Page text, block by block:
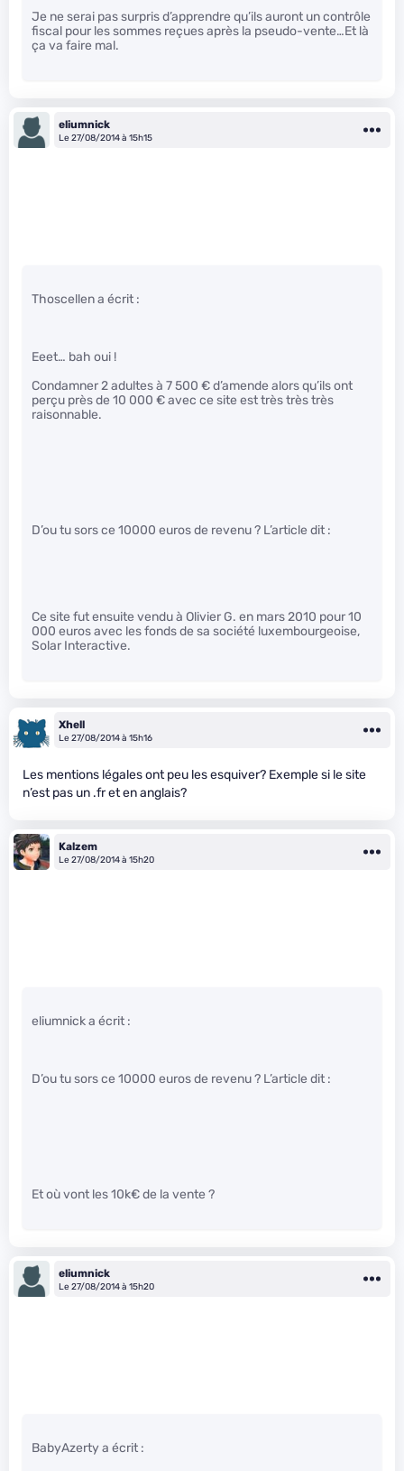
Je ne serai pas surpris d’apprendre qu’ils auront un contrôle
fiscal pour les sommes reçues après la pseudo-vente…Et là
ça va faire mal.
eliumnick
Le 27/08/2014 à 15h15
Thoscellen a écrit :
Eeet… bah oui !
Condamner 2 adultes à 7 500 € d’amende alors qu’ils ont
perçu près de 10 000 € avec ce site est très très très
raisonnable.
D’ou tu sors ce 10000 euros de revenu ? L’article dit :
Ce site fut ensuite vendu à Olivier G. en mars 2010 pour 10
000 euros avec les fonds de sa société luxembourgeoise,
Solar Interactive.
Xhell
Le 27/08/2014 à 15h16
Les mentions légales ont peu les esquiver? Exemple si le site
n’est pas un .fr et en anglais?
Kalzem
Le 27/08/2014 à 15h20
eliumnick a écrit :
D’ou tu sors ce 10000 euros de revenu ? L’article dit :
Et où vont les 10k€ de la vente ?
eliumnick
Le 27/08/2014 à 15h20
BabyAzerty a écrit :